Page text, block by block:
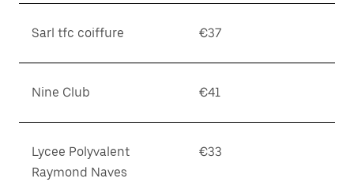
Sarl tfc coiffure €37
Nine Club €41
Lycee Polyvalent
Raymond Naves
€33